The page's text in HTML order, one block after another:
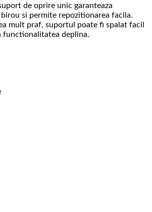
de oprire unic garanteaza
si permite repozitionarea facila.
mult praf, suportul poate fi spalat facil
functionalitatea deplina.